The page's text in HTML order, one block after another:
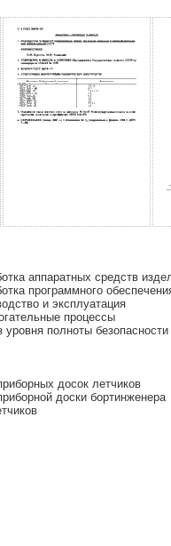
аппаратных средств
программного
и эксплуатация
процессы
полноты
досок летчиков
доски бортинженера